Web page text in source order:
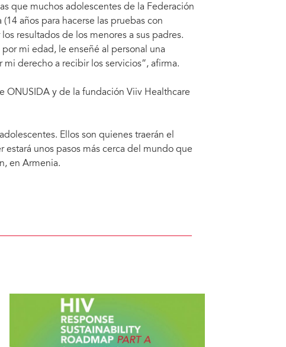
que muchos adolescentes de la Federación
años para hacerse las pruebas con
resultados de los menores a sus padres.
mi edad, le enseñé al personal una
derecho a recibir los servicios”, afirma.
ONUSIDA y de la fundación Viiv Healthcare
Ellos son quienes traerán el
unos pasos más cerca del mundo que
en Armenia.